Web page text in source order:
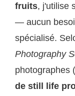
fruits, j'utilise
— aucun
spécialisé.
Photography
photographes
de still life